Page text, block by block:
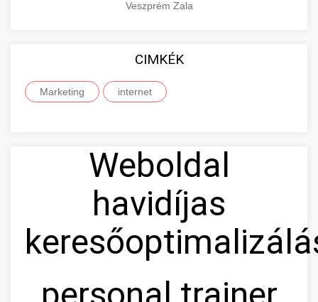
Veszprém Zala
CIMKÉK
Marketing internet
Weboldal
havidíjas